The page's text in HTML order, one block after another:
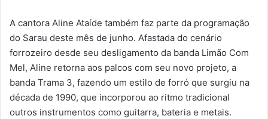
A cantora Aline Ataíde também faz parte da programação
do Sarau deste mês de junho. Afastada do cenário
forrozeiro desde seu desligamento da banda Limão Com
Mel, Aline retorna aos palcos com seu novo projeto, a
banda Trama 3, fazendo um estilo de forró que surgiu na
década de 1990, que incorporou ao ritmo tradicional
outros instrumentos como guitarra, bateria e metais.